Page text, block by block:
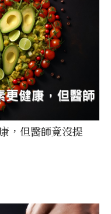
，但醫師竟沒提